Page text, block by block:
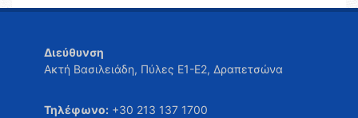
Διεύθυνση
Ακτή Βασιλειάδη, Πύλες Ε1-Ε2, Δραπετσώνα
Τηλέφωνο: +30 213 137 1700